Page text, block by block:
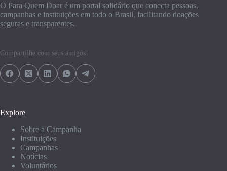
O Para Quem Doar é um portal solidário que conecta pessoas,
campanhas e instituições em todo o Brasil, facilitando doações
seguras e transparentes.
Compartilhe com seus amigos!
Explore
Sobre a Campanha
Instituições
Campanhas
Notícias
Voluntários